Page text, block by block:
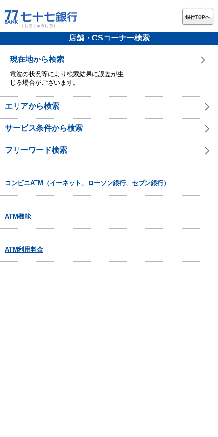
銀行TOPへ
店舗・CSコーナー検索
現在地から検索
電波の状況等により検索結果に誤差が生
じる場合がございます。
エリアから検索
サービス条件から検索
フリーワード検索
コンビニATM（イーネット、ローソン銀行、セブン銀行）
ATM機能
ATM利用料金